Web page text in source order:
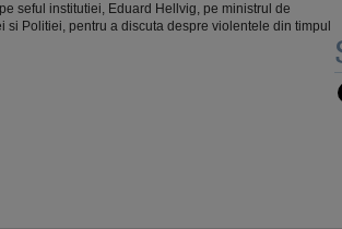
seful institutiei, Eduard Hellvig, pe ministrul de
si Politiei, pentru a discuta despre violentele din timpul